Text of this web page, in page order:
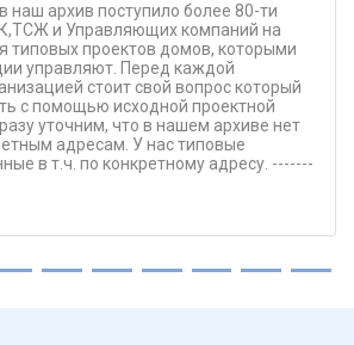
наш архив поступило более 80-ти
и Управляющих компаний на
типовых проектов домов, которыми
управляют. Перед каждой
стоит свой вопрос который
с помощью исходной проектной
уточним, что в нашем архиве нет
адресам. У нас типовые
в т.ч. по конкретному адресу. -------